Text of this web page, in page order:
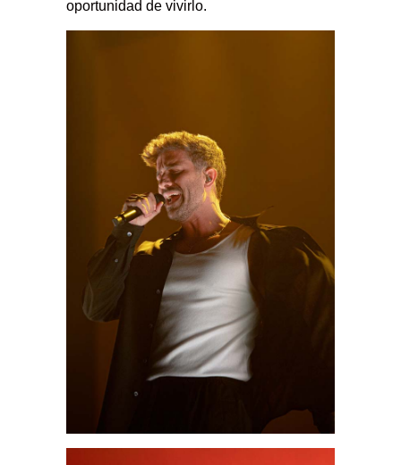
oportunidad de vivirlo.